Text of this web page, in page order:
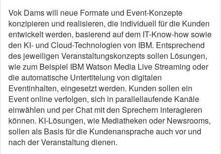
Vok Dams will neue Formate und Event-Konzepte
konzipieren und realisieren, die individuell für die Kunden
entwickelt werden, basierend auf dem IT-Know-how sowie
den KI- und Cloud-Technologien von IBM. Entsprechend
des jeweiligen Veranstaltungskonzepts sollen Lösungen,
wie zum Beispiel IBM Watson Media Live Streaming oder
die automatische Untertitelung von digitalen
Eventinhalten, eingesetzt werden. Kunden sollen ein
Event online verfolgen, sich in parallellaufende Kanäle
einwählen und per Chat mit den Sprechern interagieren
können. KI-Lösungen, wie Mediatheken oder Newsrooms,
sollen als Basis für die Kundenansprache auch vor und
nach der Veranstaltung dienen.